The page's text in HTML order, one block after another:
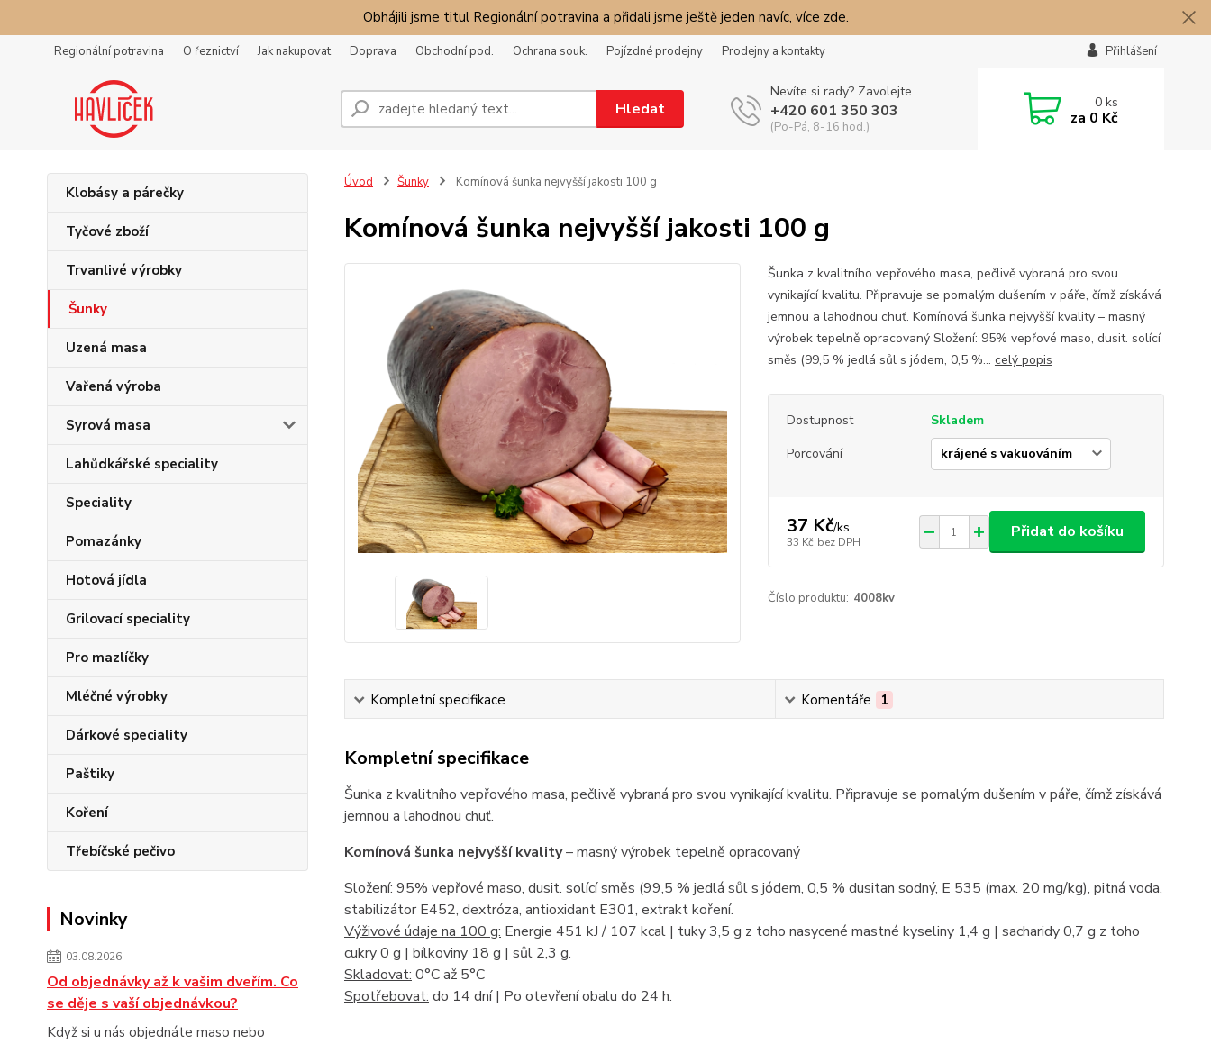
Obhájili jsme titul Regionální potravina a přidali jsme ještě jeden navíc, více zde.
Regionální potravina O řeznictví Jak nakupovat Doprava Obchodní pod. Ochrana souk. Pojízdné prodejny Prodejny a kontakty Přihlášení
Hledat
Nevíte si rady? Zavolejte.
+420 601 350 303
(Po-Pá, 8-16 hod.)
0ks
za 0 Kč
Klobásy a párečky
Tyčové zboží
Trvanlivé výrobky
Šunky
Uzená masa
Vařená výroba
Syrová masa
Lahůdkářské speciality
Speciality
Pomazánky
Hotová jídla
Grilovací speciality
Pro mazlíčky
Mléčné výrobky
Dárkové speciality
Paštiky
Koření
Třebíčské pečivo
Novinky
03.08.2026
Od objednávky až k vašim dveřím. Co
se děje s vaší objednávkou?
Když si u nás objednáte maso nebo
Úvod Šunky Komínová šunka nejvyšší jakosti 100 g
Komínová šunka nejvyšší jakosti 100 g
Šunka z kvalitního vepřového masa, pečlivě vybraná pro svou
vynikající kvalitu. Připravuje se pomalým dušením v páře, čímž získává
jemnou a lahodnou chuť. Komínová šunka nejvyšší kvality – masný
výrobek tepelně opracovaný Složení: 95% vepřové maso, dusit. solící
směs (99,5 % jedlá sůl s jódem, 0,5 %... celý popis
Dostupnost
Skladem
Porcování
37 Kč/ks
33 Kč bez DPH
Přidat do košíku
Číslo produktu: 4008kv
Kompletní specifikace Komentáře 1
Kompletní specifikace
Šunka z kvalitního vepřového masa, pečlivě vybraná pro svou vynikající kvalitu. Připravuje se pomalým dušením v páře, čímž získává
jemnou a lahodnou chuť.
Komínová šunka nejvyšší kvality– masný výrobek tepelně opracovaný
Složení:95% vepřové maso, dusit. solící směs (99,5 % jedlá sůl s jódem, 0,5 % dusitan sodný, E 535 (max. 20 mg/kg), pitná voda,
stabilizátor E452, dextróza, antioxidant E301, extrakt koření.
Výživové údaje na 100 g:Energie 451 kJ / 107 kcal | tuky 3,5 g z toho nasycené mastné kyseliny 1,4 g | sacharidy 0,7 g z toho
cukry 0 g | bílkoviny 18 g | sůl 2,3 g.
Skladovat:0°C až 5°C
Spotřebovat:do 14 dní | Po otevření obalu do 24 h.